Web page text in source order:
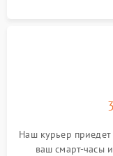
Наш курьер
ваш смарт-часы